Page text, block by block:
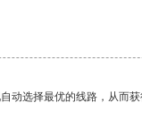
选择最优的线路，从而获